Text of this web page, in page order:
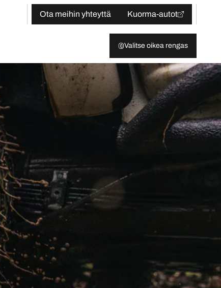
Ota meihin yhteyttä
Kuorma-autot
Valitse oikea rengas